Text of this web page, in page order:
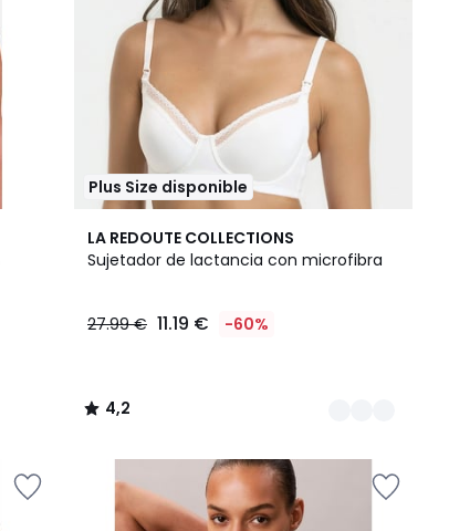
Plus Size disponible
LA REDOUTE COLLECTIONS
Sujetador de lactancia con microfibra
27.99 € 11.19 € -60%
4,2
/ 5
2
Colores
4,2
/